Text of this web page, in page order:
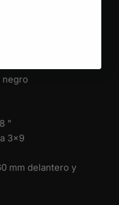
9 velocidades
negro
"
3x9
mm delantero y